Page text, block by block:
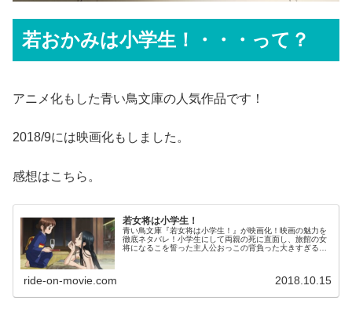
若おかみは小学生！・・・って？
アニメ化もした青い鳥文庫の人気作品です！
2018/9には映画化もしました。
感想はこちら。
若女将は小学生！
青い鳥文庫『若女将は小学生！』が映画化！映画の魅力を
徹底ネタバレ！小学生にして両親の死に直面し、旅館の女
将になるこを誓った主人公おっこの背負った大きすぎる運
ride-on-movie.com 2018.10.15